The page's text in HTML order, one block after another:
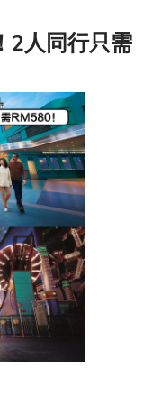
2人同行只需